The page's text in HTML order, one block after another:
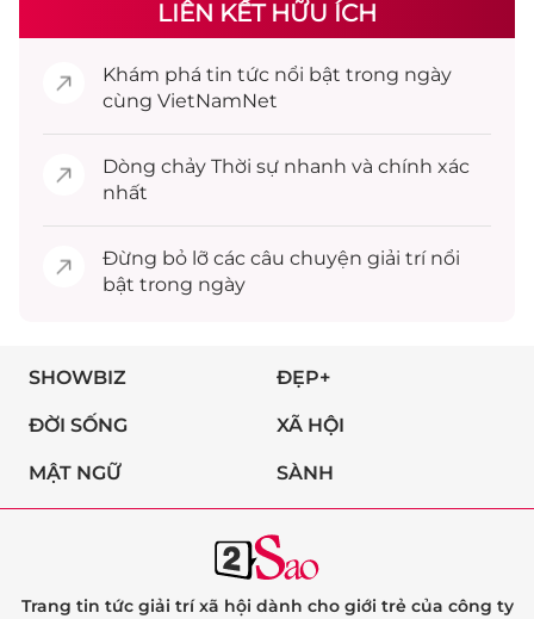
LIÊN KẾT HỮU ÍCH
Khám phá tin tức nổi bật trong ngày
cùng VietNamNet
Dòng chảy Thời sự nhanh và chính xác
nhất
Đừng bỏ lỡ các câu chuyện giải trínổi
bật trong ngày
SHOWBIZ ĐẸP+
ĐỜI SỐNG XÃ HỘI
MẬT NGỮ SÀNH
Trang tin tức giải trí xã hội dành cho giới trẻ của công ty